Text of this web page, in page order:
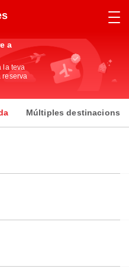
a
la teva
reserva
Múltiples destinacions